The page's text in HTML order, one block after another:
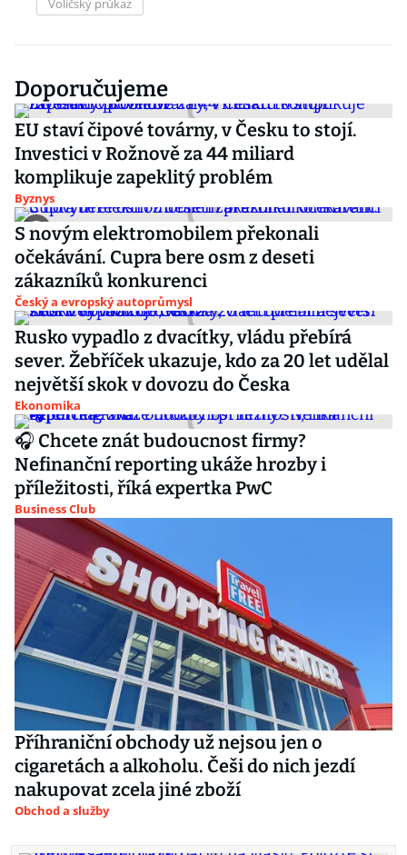
Voličský průkaz
Doporučujeme
EU staví čipové továrny, v Česku to stojí.
Investici v Rožnově za 44 miliard
komplikuje zapeklitý problém
Byznys
S novým elektromobilem překonali
očekávání. Cupra bere osm z deseti
zákazníků konkurenci
Český a evropský autoprůmysl
Rusko vypadlo z dvacítky, vládu přebírá
sever. Žebříček ukazuje, kdo za 20 let udělal
největší skok v dovozu do Česka
Ekonomika
🎧 Chcete znát budoucnost firmy?
Nefinanční reporting ukáže hrozby i
příležitosti, říká expertka PwC
Business Club
Příhraniční obchody už nejsou jen o
cigaretách a alkoholu. Češi do nich jezdí
nakupovat zcela jiné zboží
Obchod a služby